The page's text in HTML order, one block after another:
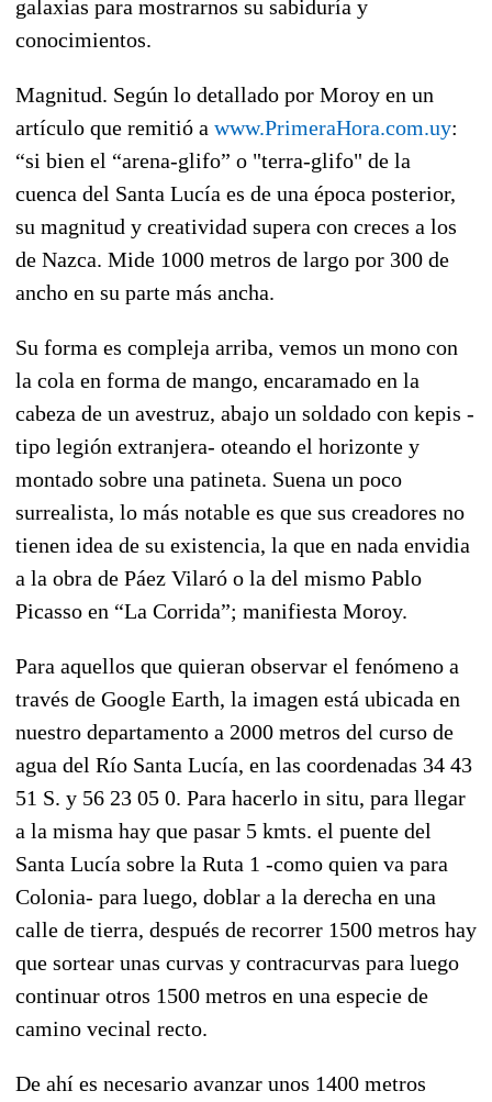
galaxias para mostrarnos su sabiduría y
conocimientos.
Magnitud. Según lo detallado por Moroy en un
artículo que remitió a www.PrimeraHora.com.uy:
“si bien el “arena-glifo” o "terra-glifo" de la
cuenca del Santa Lucía es de una época posterior,
su magnitud y creatividad supera con creces a los
de Nazca. Mide 1000 metros de largo por 300 de
ancho en su parte más ancha.
Su forma es compleja arriba, vemos un mono con
la cola en forma de mango, encaramado en la
cabeza de un avestruz, abajo un soldado con kepis -
tipo legión extranjera- oteando el horizonte y
montado sobre una patineta. Suena un poco
surrealista, lo más notable es que sus creadores no
tienen idea de su existencia, la que en nada envidia
a la obra de Páez Vilaró o la del mismo Pablo
Picasso en “La Corrida”; manifiesta Moroy.
Para aquellos que quieran observar el fenómeno a
través de Google Earth, la imagen está ubicada en
nuestro departamento a 2000 metros del curso de
agua del Río Santa Lucía, en las coordenadas 34 43
51 S. y 56 23 05 0. Para hacerlo in situ, para llegar
a la misma hay que pasar 5 kmts. el puente del
Santa Lucía sobre la Ruta 1 -como quien va para
Colonia- para luego, doblar a la derecha en una
calle de tierra, después de recorrer 1500 metros hay
que sortear unas curvas y contracurvas para luego
continuar otros 1500 metros en una especie de
camino vecinal recto.
De ahí es necesario avanzar unos 1400 metros